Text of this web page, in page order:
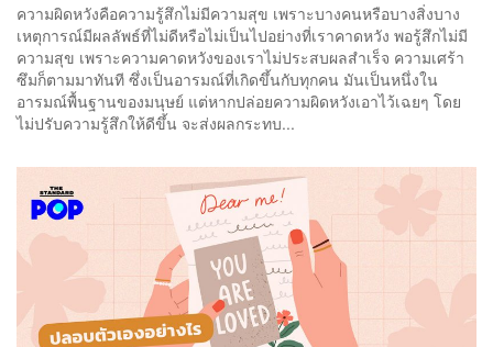
ความผิดหวังคือความรู้สึกไม่มีความสุข เพราะบางคนหรือบางสิ่งบาง
เหตุการณ์มีผลลัพธ์ที่ไม่ดีหรือไม่เป็นไปอย่างที่เราคาดหวัง พอรู้สึกไม่มี
ความสุข เพราะความคาดหวังของเราไม่ประสบผลสำเร็จ ความเศร้า
ซึมก็ตามมาทันที ซึ่งเป็นอารมณ์ที่เกิดขึ้นกับทุกคน มันเป็นหนึ่งใน
อารมณ์พื้นฐานของมนุษย์ แต่หากปล่อยความผิดหวังเอาไว้เฉยๆ โดย
ไม่ปรับความรู้สึกให้ดีขึ้น จะส่งผลกระทบ...